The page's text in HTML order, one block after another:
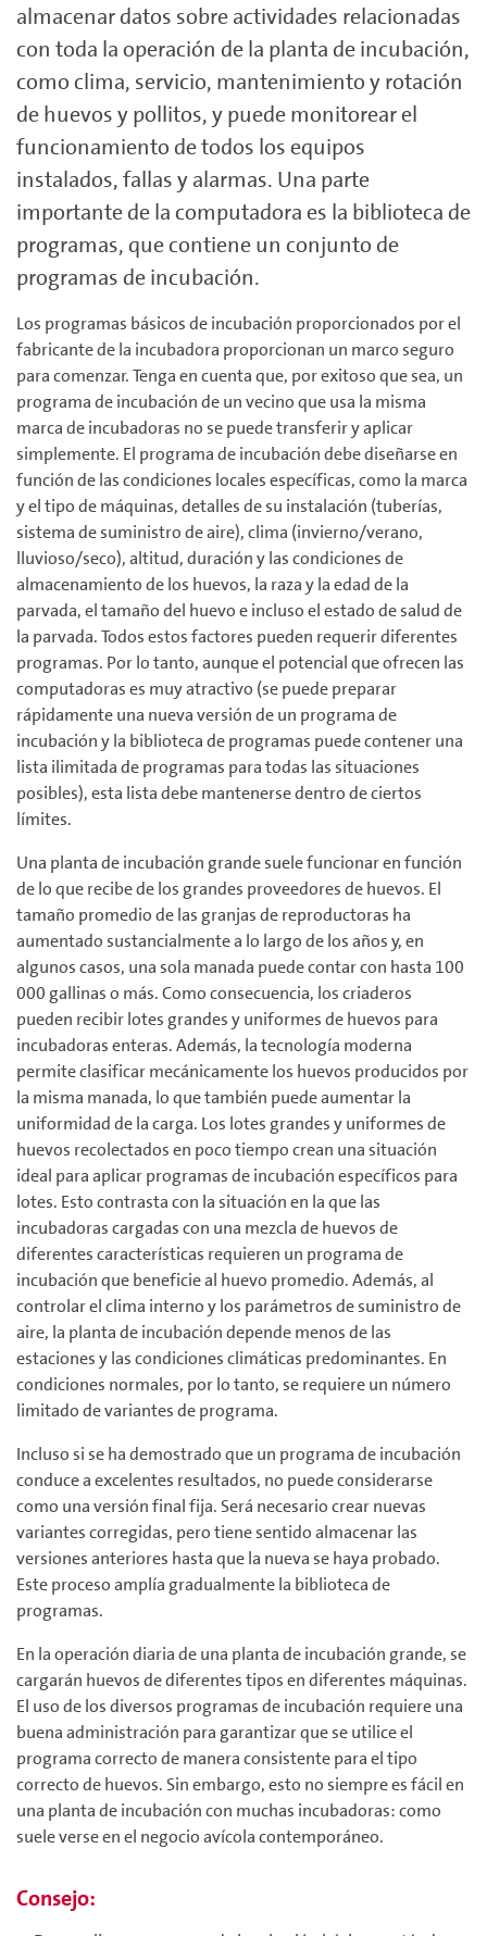
almacenar datos sobre actividades relacionadas
con toda la operación de la planta de incubación,
como clima, servicio, mantenimiento y rotación
de huevos y pollitos, y puede monitorear el
funcionamiento de todos los equipos
instalados, fallas y alarmas. Una parte
importante de la computadora es la biblioteca de
programas, que contiene un conjunto de
programas de incubación.
Los programas básicos de incubación proporcionados por el
fabricante de la incubadora proporcionan un marco seguro
para comenzar. Tenga en cuenta que, por exitoso que sea, un
programa de incubación de un vecino que usa la misma
marca de incubadoras no se puede transferir y aplicar
simplemente. El programa de incubación debe diseñarse en
función de las condiciones locales específicas, como la marca
y el tipo de máquinas, detalles de su instalación (tuberías,
sistema de suministro de aire), clima (invierno/verano,
lluvioso/seco), altitud, duración y las condiciones de
almacenamiento de los huevos, la raza y la edad de la
parvada, el tamaño del huevo e incluso el estado de salud de
la parvada. Todos estos factores pueden requerir diferentes
programas. Por lo tanto, aunque el potencial que ofrecen las
computadoras es muy atractivo (se puede preparar
rápidamente una nueva versión de un programa de
incubación y la biblioteca de programas puede contener una
lista ilimitada de programas para todas las situaciones
posibles), esta lista debe mantenerse dentro de ciertos
límites.
Una planta de incubación grande suele funcionar en función
de lo que recibe de los grandes proveedores de huevos. El
tamaño promedio de las granjas de reproductoras ha
aumentado sustancialmente a lo largo de los años y, en
algunos casos, una sola manada puede contar con hasta 100
000 gallinas o más. Como consecuencia, los criaderos
pueden recibir lotes grandes y uniformes de huevos para
incubadoras enteras. Además, la tecnología moderna
permite clasificar mecánicamente los huevos producidos por
la misma manada, lo que también puede aumentar la
uniformidad de la carga. Los lotes grandes y uniformes de
huevos recolectados en poco tiempo crean una situación
ideal para aplicar programas de incubación específicos para
lotes. Esto contrasta con la situación en la que las
incubadoras cargadas con una mezcla de huevos de
diferentes características requieren un programa de
incubación que beneficie al huevo promedio. Además, al
controlar el clima interno y los parámetros de suministro de
aire, la planta de incubación depende menos de las
estaciones y las condiciones climáticas predominantes. En
condiciones normales, por lo tanto, se requiere un número
limitado de variantes de programa.
Incluso si se ha demostrado que un programa de incubación
conduce a excelentes resultados, no puede considerarse
como una versión final fija. Será necesario crear nuevas
variantes corregidas, pero tiene sentido almacenar las
versiones anteriores hasta que la nueva se haya probado.
Este proceso amplía gradualmente la biblioteca de
programas.
En la operación diaria de una planta de incubación grande, se
cargarán huevos de diferentes tipos en diferentes máquinas.
El uso de los diversos programas de incubación requiere una
buena administración para garantizar que se utilice el
programa correcto de manera consistente para el tipo
correcto de huevos. Sin embargo, esto no siempre es fácil en
una planta de incubación con muchas incubadoras: como
suele verse en el negocio avícola contemporáneo.
Consejo: